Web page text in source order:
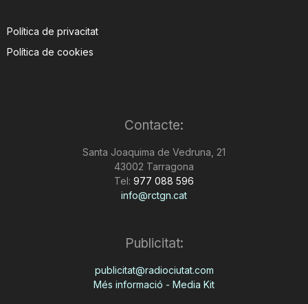
Política de privacitat
Política de cookies
Contacte:
Santa Joaquima de Vedruna, 21
43002 Tarragona
Tel: 977 088 596
info@rctgn.cat
Publicitat:
publicitat@radiociutat.com
Més informació - Media Kit